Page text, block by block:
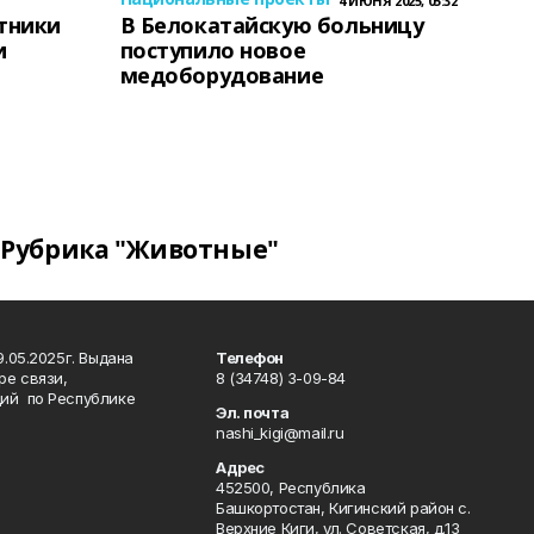
В Белокатайскую больницу
поступило новое
медоборудование
Рубрика "Животные"
Выдана
связи,
по Республике
Телефон
8 (34748) 3-09-84
Эл. почта
nashi_kigi@mail.ru
Адрес
452500, Республика
Башкортостан, Кигинский район с.
Верхние Киги, ул. Советская, д.13